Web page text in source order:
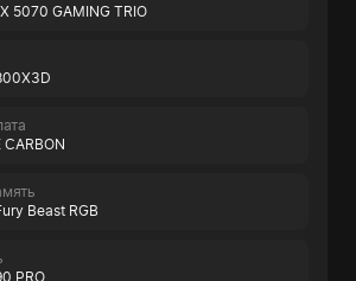
5070 GAMING TRIO
Beast RGB
PRO